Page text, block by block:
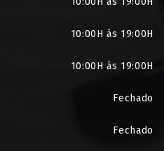
10:00H às 19:00H
10:00H às 19:00H
Fechado
Fechado